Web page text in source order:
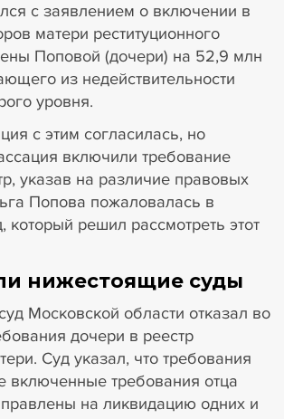
с заявлением о включении в
матери реституционного
Поповой (дочери) на 52,9 млн
из недействительности
уровня.
с этим согласилась, но
включили требование
указав на различие правовых
Попова пожаловалась в
который решил рассмотреть этот
нижестоящие суды
Московской области отказал во
дочери в реестр
Суд указал, что требования
включенные требования отца
на ликвидацию одних и